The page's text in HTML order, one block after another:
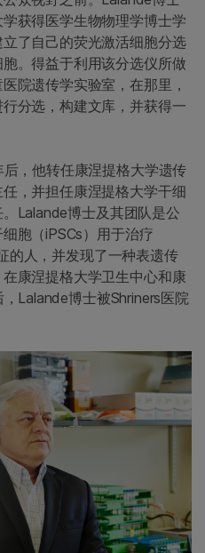
获得医学生物物理学博士学
了自己的荧光激活细胞分选
。得益于利用该分选仪所做
院遗传学实验室，在那里，
分选，构建文库，并获得一
，他转任康涅提格大学遗传
，并担任康涅提格大学干细
Lalande博士及其团队是公
胞（iPSCs）用于治疗
的人，并发现了一种表遗传
康涅提格大学卫生中心和康
Lalande博士被Shriners医院